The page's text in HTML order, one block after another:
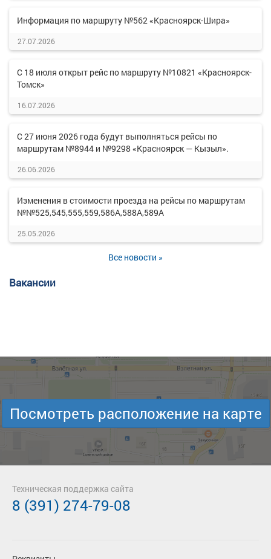
Информация по маршруту №562 «Красноярск-Шира»
27.07.2026
С 18 июля открыт рейс по маршруту №10821 «Красноярск-
Томск»
16.07.2026
С 27 июня 2026 года будут выполняться рейсы по
маршрутам №8944 и №9298 «Красноярск — Кызыл».
26.06.2026
Изменения в стоимости проезда на рейсы по маршрутам
№№525,545,555,559,586А,588А,589А
25.05.2026
Все новости »
Вакансии
Посмотреть расположение на карте
Техническая поддержка сайта
8 (391) 274-79-08